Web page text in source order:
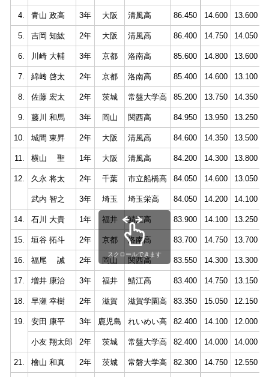
4. 青山 政高 3年 大阪 清風高 86.450 14.600 13.600
5. 吉岡 知紘 2年 大阪 清風高 86.400 14.750 14.050
6. 川崎 大輔 3年 京都 洛南高 85.600 14.800 13.600
7. 綿﨑 啓太 2年 京都 洛南高 85.400 14.600 13.100
8. 佐藤 宏太 2年 茨城 常盤大学高 85.200 13.750 14.350
9. 藤川 和馬 3年 岡山 関西高 84.950 13.950 13.250
10. 城間 東昇 2年 大阪 清風高 84.600 14.350 13.500
11. 横山 聖 1年 大阪 清風高 84.200 14.300 13.800
12. 久永 将太 2年 千葉 市立船橋高 84.050 14.600 13.050
武内 智之 3年 埼玉 埼玉栄高 84.050 14.200 14.100
14. 石川 大貴 1年 福井 鯖江高 83.900 14.100 13.250
15. 垣谷 拓斗 2年 京都 洛南高 83.700 14.750 13.700
16. 福尾 誠 2年 岡山 関西高 83.550 14.300 13.300
17. 増井 康治 3年 福井 鯖江高 83.400 14.750 13.150
18. 早瀬 幸樹 2年 滋賀 滋賀学園高 83.350 15.050 12.150
19. 安田 康平 3年 鹿児島 れいめい高 82.400 14.100 12.000
小友 翔太郎 2年 茨城 常盤大学高 82.400 14.000 14.000
21. 檜山 和真 2年 茨城 常磐大学高 82.300 14.750 12.550
スクロールできます